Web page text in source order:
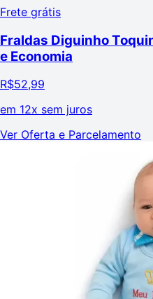
Frete grátis
Fraldas Diguinho
e Economia
R$52,99
em 12x sem juros
Ver Oferta e Parcelamento